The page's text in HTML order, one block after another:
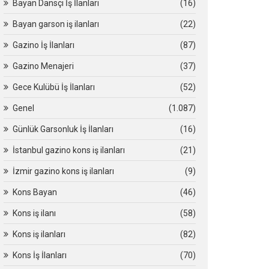
Bayan Dansçı İş İlanları (16)
Bayan garson iş ilanları (22)
Gazino İş İlanları (87)
Gazino Menajeri (37)
Gece Kulübü İş İlanları (52)
Genel (1.087)
Günlük Garsonluk İş İlanları (16)
İstanbul gazino kons iş ilanları (21)
İzmir gazino kons iş ilanları (9)
Kons Bayan (46)
Kons iş ilanı (58)
Kons iş ilanları (82)
Kons İş İlanları (70)